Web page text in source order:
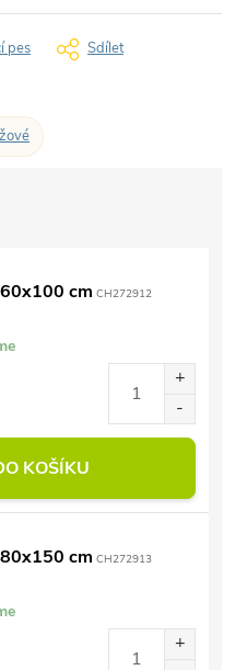
pes Sdílet
cm CH272912
KOŠÍKU
cm CH272913